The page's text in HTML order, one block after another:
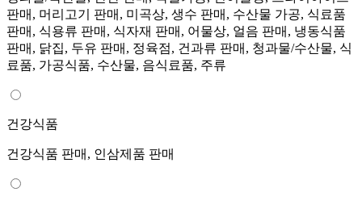
판매, 머리고기 판매, 미곡상, 생수 판매, 수산물 가공, 식료품
판매, 식용류 판매, 식자재 판매, 어물상, 얼음 판매, 냉동식품
판매, 닭집, 두유 판매, 정육점, 건과류 판매, 청과물/수산물, 식
료품, 가공식품, 수산물, 음식료품, 주류
건강식품
건강식품 판매, 인삼제품 판매